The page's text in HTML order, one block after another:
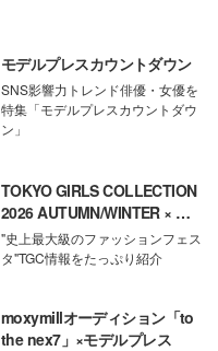
モデルプレスカウントダウン
SNS影響力トレンド俳優・女優を
特集「モデルプレスカウントダウ
ン」
TOKYO GIRLS COLLECTION
2026 AUTUMN/WINTER × モ
デルプレス
"史上最大級のファッションフェス
タ"TGC情報をたっぷり紹介
moxymillオーディション「to
the nex7」×モデルプレス